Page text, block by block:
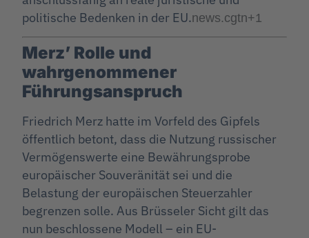
politische Bedenken in der EU.news.cgtn+1
Merz’ Rolle und
wahrgenommener
Führungsanspruch
Friedrich Merz hatte im Vorfeld des Gipfels
öffentlich betont, dass die Nutzung russischer
Vermögenswerte eine Bewährungsprobe
europäischer Souveränität sei und die
Belastung der europäischen Steuerzahler
begrenzen solle. Aus Brüsseler Sicht gilt das
nun beschlossene Modell – ein EU-